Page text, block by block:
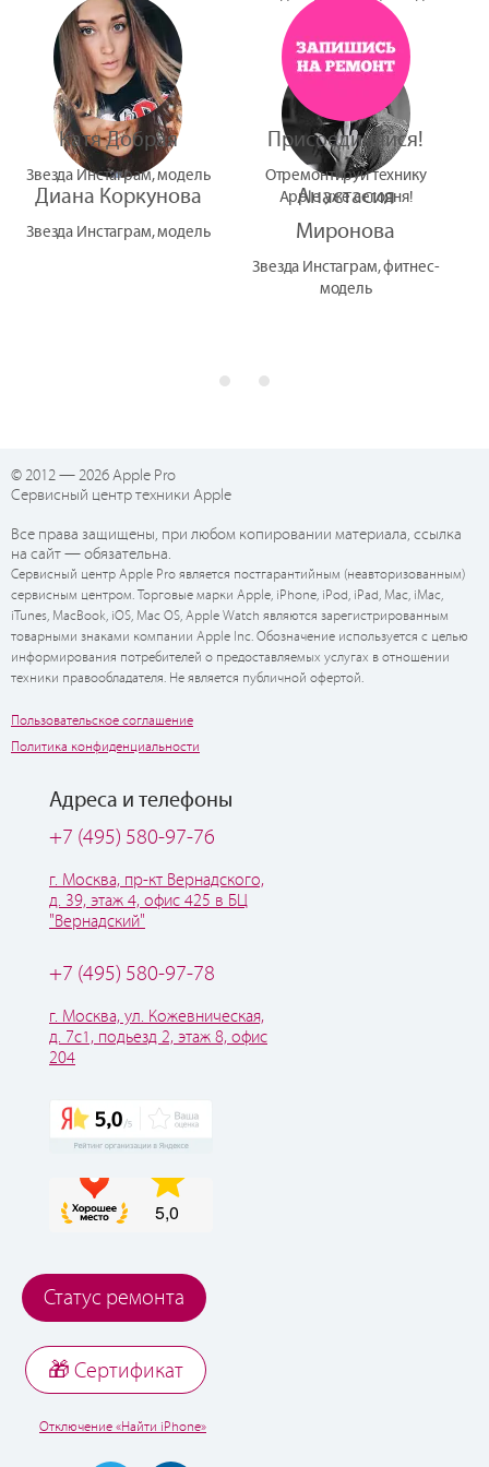
Диана Коркунова
Звезда Инстаграм, модель
Анастасия
Миронова
Звезда Инстаграм, фитнес-
модель
Катя Добрая
Звезда Инстаграм, модель
Присоединяйся!
Отремонтируй технику
Apple уже сегодня!
© 2012 — 2026 Apple Pro
Сервисный центр техники Apple
Все права защищены, при любом копировании материала, ссылка
на сайт — обязательна.
Сервисный центр Apple Pro является постгарантийным (неавторизованным)
сервисным центром. Торговые марки Apple, iPhone, iPod, iPad, Mac, iMac,
iTunes, MacBook, iOS, Mac OS, Apple Watch являются зарегистрированным
товарными знаками компании Apple Inc. Обозначение используется с целью
информирования потребителей о предоставляемых услугах в отношении
техники правообладателя. Не является публичной офертой.
Пользовательское соглашение
Политика конфиденциальности
Адреса и телефоны
+7 (495) 580-97-76
г. Москва, пр-кт Вернадского,
д. 39, этаж 4, офис 425 в БЦ
"Вернадский"
+7 (495) 580-97-78
г. Москва, ул. Кожевническая,
д. 7с1, подьезд 2, этаж 8, офис
204
Статус ремонта
🎁 Cертификат
Отключение «Найти iPhone»